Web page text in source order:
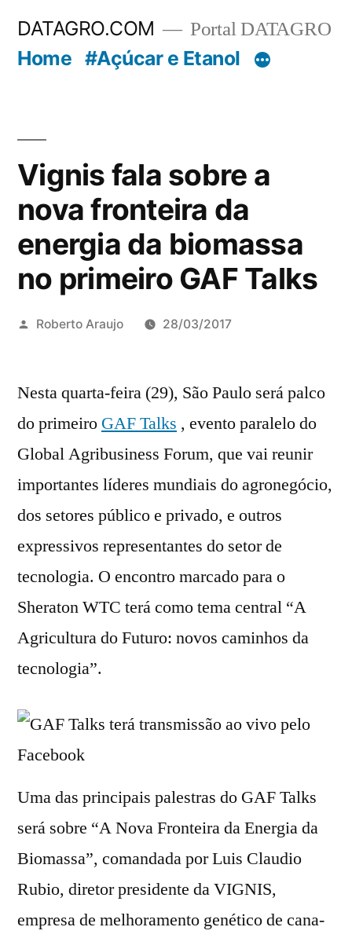
DATAGRO.COM Portal DATAGRO
Home #Açúcar e Etanol
Vignis fala sobre a
nova fronteira da
energia da biomassa
no primeiro GAF Talks
Publicado
Roberto Araujo 28/03/2017
Nesta quarta-feira (29), São Paulo será palco
do primeiro GAF Talks , evento paralelo do
Global Agribusiness Forum, que vai reunir
importantes líderes mundiais do agronegócio,
dos setores público e privado, e outros
expressivos representantes do setor de
tecnologia. O encontro marcado para o
Sheraton WTC terá como tema central “A
Agricultura do Futuro: novos caminhos da
tecnologia”.
Uma das principais palestras do GAF Talks
será sobre “A Nova Fronteira da Energia da
Biomassa”, comandada por Luis Claudio
Rubio, diretor presidente da VIGNIS,
empresa de melhoramento genético de cana-